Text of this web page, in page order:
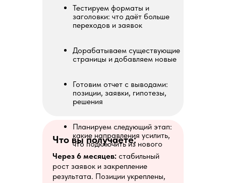
Через 6 месяцев: стабильный
рост заявок и закрепление
результата. Позиции укреплены,
Что вы получаете:
Тестируем форматы и
заголовки: что даёт больше
переходов и заявок
Дорабатываем существующие
страницы и добавляем новые
Готовим отчет с выводами:
позиции, заявки, гипотезы,
решения
Планируем следующий этап:
какие направления усилить,
что подключить из нового